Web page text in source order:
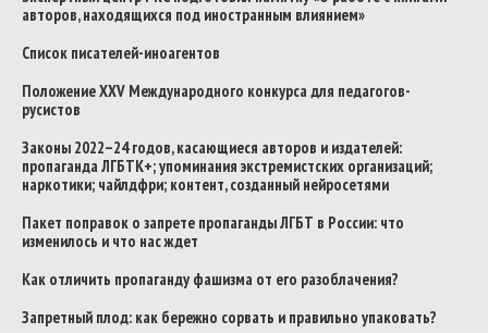
авторов, находящихся под иностранным влиянием»
Список писателей-иноагентов
Положение XXV Международного конкурса для педагогов-
русистов
Законы 2022–24 годов, касающиеся авторов и издателей:
пропаганда ЛГБТК+; упоминания экстремистских организаций;
наркотики; чайлдфри; контент, созданный нейросетями
Пакет поправок о запрете пропаганды ЛГБТ в России: что
изменилось и что нас ждет
Как отличить пропаганду фашизма от его разоблачения?
Запретный плод: как бережно сорвать и правильно упаковать?